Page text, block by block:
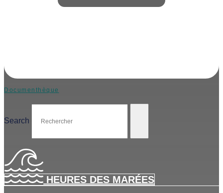
Documenthèque
Search
HEURES DES MARÉES